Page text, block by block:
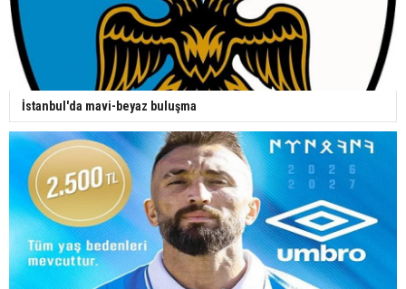
İstanbul'da mavi-beyaz buluşma